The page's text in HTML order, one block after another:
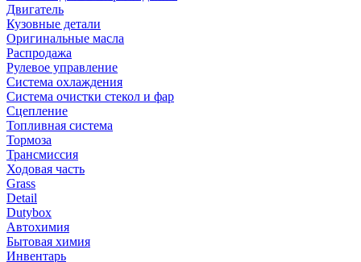
Двигатель
Кузовные детали
Оригинальные масла
Распродажа
Рулевое управление
Система охлаждения
Система очистки стекол и фар
Сцепление
Топливная система
Тормоза
Трансмиссия
Ходовая часть
Grass
Detail
Dutybox
Автохимия
Бытовая химия
Инвентарь